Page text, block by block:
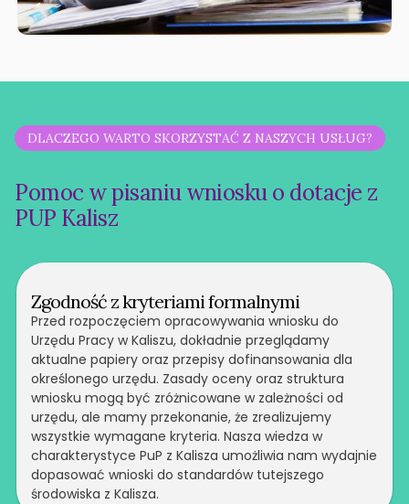
DLACZEGO WARTO SKORZYSTAĆ Z NASZYCH USŁUG?
Pomoc w pisaniu wniosku o dotacje z
PUP Kalisz
Zgodność z kryteriami formalnymi
Przed rozpoczęciem opracowywania wniosku do
Urzędu Pracy w Kaliszu, dokładnie przeglądamy
aktualne papiery oraz przepisy dofinansowania dla
określonego urzędu. Zasady oceny oraz struktura
wniosku mogą być zróżnicowane w zależności od
urzędu, ale mamy przekonanie, że zrealizujemy
wszystkie wymagane kryteria. Nasza wiedza w
charakterystyce PuP z Kalisza umożliwia nam wydajnie
dopasować wnioski do standardów tutejszego
środowiska z Kalisza.